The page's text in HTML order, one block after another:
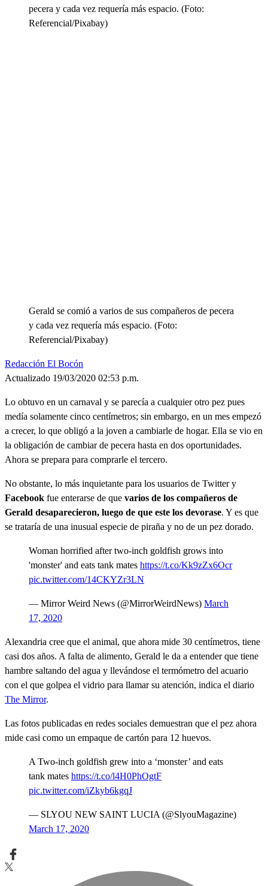
Gerald se comió a varios de sus compañeros de pecera
y cada vez requería más espacio. (Foto:
Referencial/Pixabay)
Redacción El Bocón
Actualizado 19/03/2020 02:53 p.m.
Lo obtuvo en un carnaval y se parecía a cualquier otro pez pues
medía solamente cinco centímetros; sin embargo, en un mes empezó
a crecer, lo que obligó a la joven a cambiarle de hogar. Ella se vio en
la obligación de cambiar de pecera hasta en dos oportunidades.
Ahora se prepara para comprarle el tercero.
No obstante, lo más inquietante para los usuarios de Twitter y
Facebook fue enterarse de que varios de los compañeros de
Gerald desaparecieron, luego de que este los devorase. Y es que
se trataría de una inusual especie de piraña y no de un pez dorado.
Woman horrified after two-inch goldfish grows into
'monster' and eats tank mates https://t.co/Kk9zZx6Ocr
pic.twitter.com/14CKYZr3LN
— Mirror Weird News (@MirrorWeirdNews) March
17, 2020
Alexandria cree que el animal, que ahora mide 30 centímetros, tiene
casi dos años. A falta de alimento, Gerald le da a entender que tiene
hambre saltando del agua y llevándose el termómetro del acuario
con el que golpea el vidrio para llamar su atención, indica el diario
The Mirror.
Las fotos publicadas en redes sociales demuestran que el pez ahora
mide casi como un empaque de cartón para 12 huevos.
A Two-inch goldfish grew into a ‘monster’ and eats
tank mates https://t.co/l4H0PhOgtF
pic.twitter.com/iZkyb6kgqJ
— SLYOU NEW SAINT LUCIA (@SlyouMagazine)
March 17, 2020